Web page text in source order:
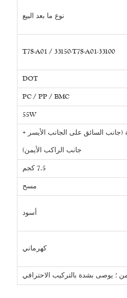
نوع ما بعد البيع
33100-T7S-A01 / 33150-T7S-A01
DOT
PC / PP / BMC
55W
(جانب السائق على الجانب الأيسر +
جانب الراكب الأيمن)
7.5 كجم
مسح
أسود
كهرماني
؛ يوصى بشدة بالتركيب الاحترافي